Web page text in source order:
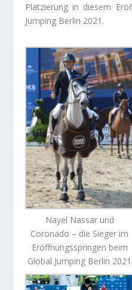
Platzierung in diesem
Jumping Berlin 2021.
Nayel Nassar und
Coronado – die Sieger im
Eröffnungsspringen beim
Global Jumping Berlin 2021